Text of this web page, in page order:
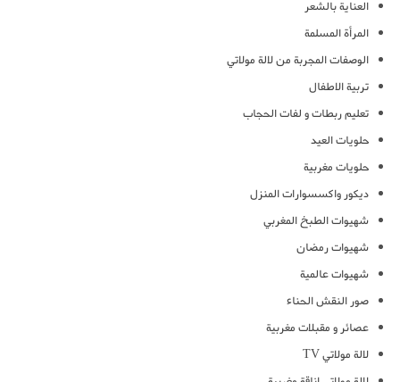
العناية بالشعر
المرأة المسلمة
الوصفات المجربة من لالة مولاتي
تربية الاطفال
تعليم ربطات و لفات الحجاب
حلويات العيد
حلويات مغربية
ديكور واكسسوارات المنزل
شهيوات الطبخ المغربي
شهيوات رمضان
شهيوات عالمية
صور النقش الحناء
عصائر و مقبلات مغربية
لالة مولاتي TV